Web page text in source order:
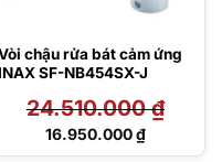
chậu rửa bát cảm ứng
SF-NB454SX-J
24.510.000₫
Giá
16.950.000₫
Giá